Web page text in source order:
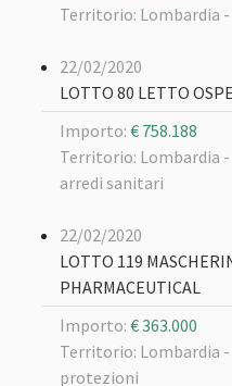
Territorio: Lombardia -
22/02/2020
LOTTO 80 LETTO
Importo: € 758.188
Territorio: Lombardia -
arredi sanitari
22/02/2020
LOTTO 119
PHARMACEUTICAL
Importo: € 363.000
Territorio: Lombardia -
protezioni